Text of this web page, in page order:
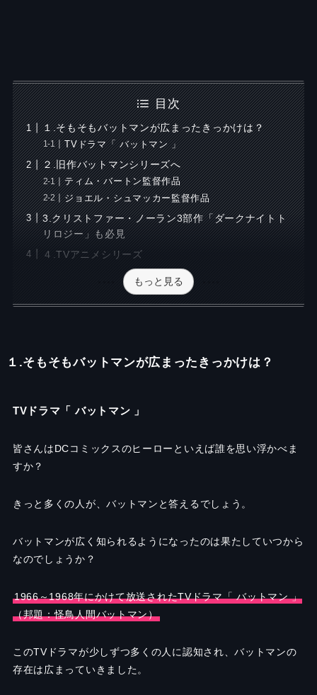
目次
１.そもそもバットマンが広まったきっかけは？
TVドラマ「 バットマン 」
２.旧作バットマンシリーズへ
ティム・バートン監督作品
ジョエル・シュマッカー監督作品
3.クリストファー・ノーラン3部作「ダークナイトト
リロジー」も必見
４.TVアニメシリーズ
もっと見る
１.そもそもバットマンが広まったきっかけは？
TVドラマ「 バットマン 」
皆さんはDCコミックスのヒーローといえば誰を思い浮かべま
すか？
きっと多くの人が、バットマンと答えるでしょう。
バットマンが広く知られるようになったのは果たしていつから
なのでしょうか？
1966～1968年にかけて放送されたTVドラマ「 バットマン 」
（邦題：怪鳥人間バットマン）
このTVドラマが少しずつ多くの人に認知され、バットマンの
存在は広まっていきました。